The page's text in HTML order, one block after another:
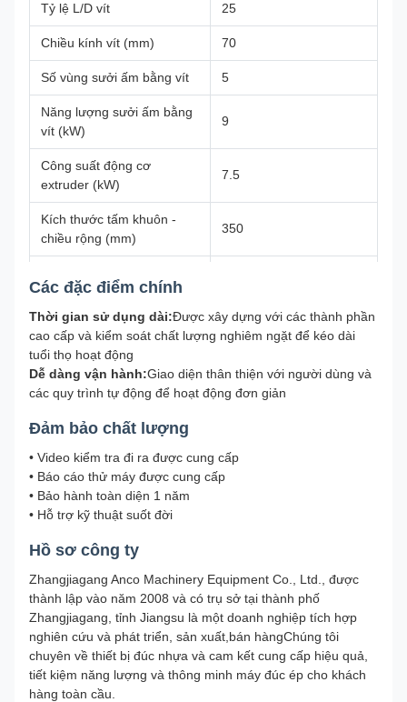
Tỷ lệ L/D vít 25
Chiều kính vít (mm) 70
Số vùng sưởi ấm bằng vít 5
Năng lượng sưởi ấm bằng
vít (kW)
9
Công suất động cơ
extruder (kW)
7.5
Kích thước tấm khuôn -
chiều rộng (mm)
350
Chiều cao (mm)
Áp suất không khí (MPa) 0.8
Tiêu thụ không khí
(m3/phút)
0.6
chết (kW)
Kích thước (L × W × H) 3200 × 2200 × 2500
Các đặc điểm chính
Thời gian sử dụng dài:Được xây dựng với các thành phần
cao cấp và kiểm soát chất lượng nghiêm ngặt để kéo dài
tuổi thọ hoạt động
Dễ dàng vận hành:Giao diện thân thiện với người dùng và
các quy trình tự động để hoạt động đơn giản
Đảm bảo chất lượng
• Video kiểm tra đi ra được cung cấp
• Báo cáo thử máy được cung cấp
• Bảo hành toàn diện 1 năm
• Hỗ trợ kỹ thuật suốt đời
Hồ sơ công ty
Zhangjiagang Anco Machinery Equipment Co., Ltd., được
thành lập vào năm 2008 và có trụ sở tại thành phố
Zhangjiagang, tỉnh Jiangsu là một doanh nghiệp tích hợp
nghiên cứu và phát triển, sản xuất,bán hàngChúng tôi
chuyên về thiết bị đúc nhựa và cam kết cung cấp hiệu quả,
tiết kiệm năng lượng và thông minh máy đúc ép cho khách
hàng toàn cầu.